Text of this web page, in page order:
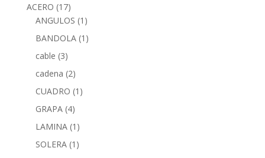
ACERO (17)
ANGULOS (1)
BANDOLA (1)
cable (3)
cadena (2)
CUADRO (1)
GRAPA (4)
LAMINA (1)
SOLERA (1)